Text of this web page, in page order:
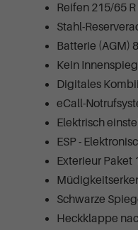
Reifen 215/65
Stahl-
Batterie (AGM)
Kein
Digitales
eCall-
Elektrisch
ESP -
Exterieur Paket
Schwarze
Heckklappe